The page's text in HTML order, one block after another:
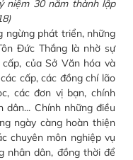
niệm 30 năm thành lập
phát triển, những
Đức Thắng là nhờ sự
của Sở Văn hóa và
cấp, các đồng chí lão
các đơn vị bạn, chính
dân... Chính những điều
ngày càng hoàn thiện
chuyên môn nghiệp vụ
nhân dân, đồng thời để